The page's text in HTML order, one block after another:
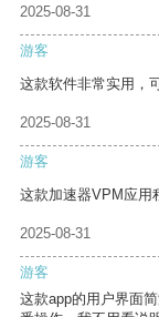
2025-08-31
游客
这款软件非常实用，
2025-08-31
游客
这款加速器VPM应用
2025-08-31
游客
这款app的用户界面